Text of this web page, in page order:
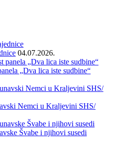
04.07.2026.
„Dva lica iste sudbine“
Nemci u Kraljevini SHS/
Švabe i njihovi susedi